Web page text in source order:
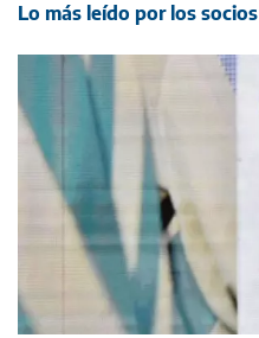
Lo más leído por los socios